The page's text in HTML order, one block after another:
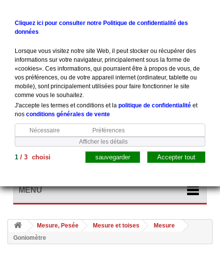
MENU
Mesure, Pesée Mesure et toises
Mesure
Goniomètre
Cliquez ici pour consulter notre Politique de confidentialité des
données
Lorsque vous visitez notre site Web, il peut stocker ou récupérer des
informations sur votre navigateur, principalement sous la forme de
«cookies». Ces informations, qui pourraient être à propos de vous, de
vos préférences, ou de votre appareil internet (ordinateur, tablette ou
mobile), sont principalement utilisées pour faire fonctionner le site
comme vous le souhaitez.
J'accepte les termes et conditions et lapolitique de confidentialité et
nos conditions générales de vente
Nécessaire
Préférences
Afficher les détails
1 /3 choisi Accepter tout
sauvegarder